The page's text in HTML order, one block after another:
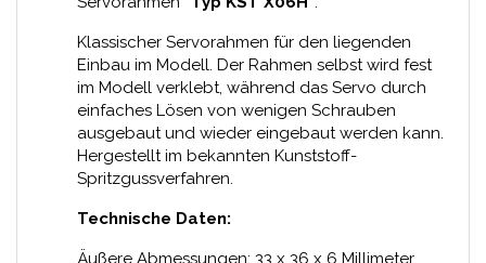
Klassischer Servorahmen für den liegenden
Einbau im Modell. Der Rahmen selbst wird fest
im Modell verklebt, während das Servo durch
einfaches Lösen von wenigen Schrauben
ausgebaut und wieder eingebaut werden kann.
Hergestellt im bekannten Kunststoff-
Spritzgussverfahren.
Technische Daten:
Äußere Abmessungen: 33 x 36 x 6 Millimeter,